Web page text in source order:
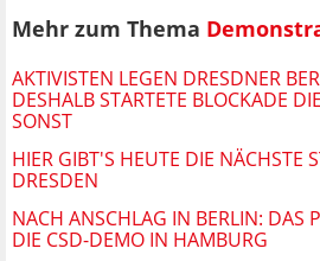
Mehr zum Thema
AKTIVISTEN LEGEN DRESDNER
DESHALB STARTETE BLOCKADE
SONST
HIER GIBT'S HEUTE DIE NÄCHSTE
RESDEN
NACH ANSCHLAG IN BERLIN: DAS
DIE CSD-DEMO IN HAMBURG